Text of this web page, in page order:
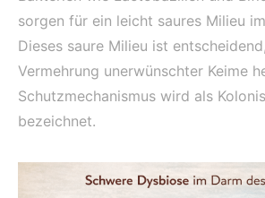
sorgen für ein leicht saures Milieu
Dieses saure Milieu ist
Vermehrung unerwünschter Keime
Schutzmechanismus wird als
bezeichnet.